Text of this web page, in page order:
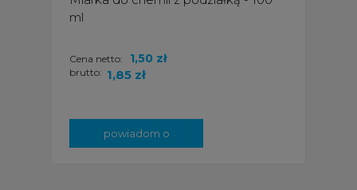
ml
brutto: 1,85 zł
Cena netto: 1,50 zł
powiadom o